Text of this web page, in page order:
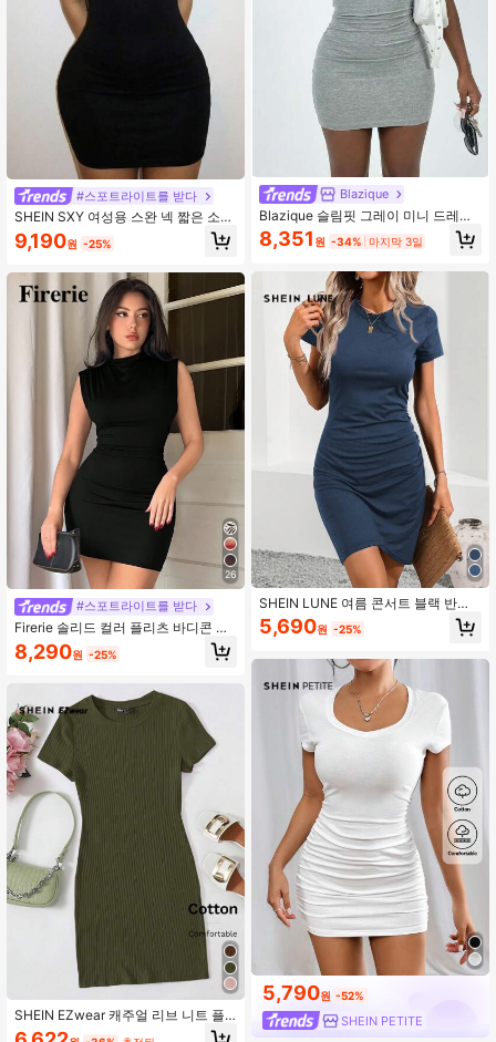
#스포트라이트를 받다
SHEIN SXY 여성용 스완 넥 짧은 소매
블랙 니트 미니 드레스
9,190원 -25%
26
#스포트라이트를 받다
Firerie 솔리드 컬러 플리츠 바디콘 나
시 원피스
8,290원 -25%
SHEIN EZwear 캐주얼 리브 니트 플
레인 드레스
Blazique
Blazique 슬림핏 그레이 미니 드레스
- 완벽한 곡선 강조
8,351 원 -34% 마지막 3일
SHEIN LUNE 여름 콘서트 블랙 반팔
티셔츠 슬림핏 여성 드레스
5,690원 -25%
5,790원 -52%
SHEIN PETITE